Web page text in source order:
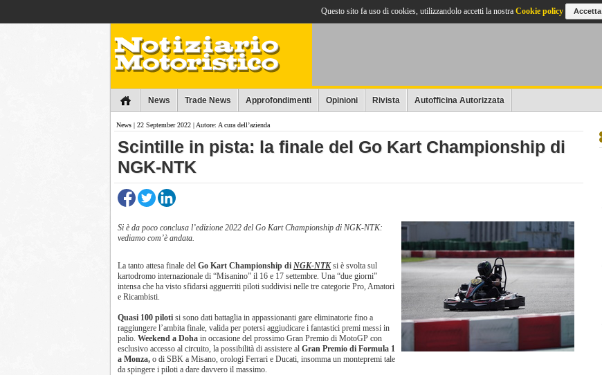
News Trade News Approfondimenti Opinioni Rivista Autofficina Autorizzata
News | 22 September 2022 | Autore: A cura dell’azienda
Scintille in pista: la finale del Go Kart Championship di
NGK-NTK
Si è da poco conclusa l’edizione 2022 del Go Kart Championship di NGK-NTK:
vediamo com’è andata.
La tanto attesa finale del Go Kart Championship di NGK-NTKsi è svolta sul
kartodromo internazionale di “Misanino” il 16 e 17 settembre. Una “due giorni”
intensa che ha visto sfidarsi agguerriti piloti suddivisi nelle tre categorie Pro, Amatori
e Ricambisti.
Quasi 100 piloti si sono dati battaglia in appassionanti gare eliminatorie fino a
raggiungere l’ambita finale, valida per potersi aggiudicare i fantastici premi messi in
palio. Weekend a Doha in occasione del prossimo Gran Premio di MotoGP con
esclusivo accesso al circuito, la possibilità di assistere al Gran Premio di Formula 1
a Monza, o di SBK a Misano, orologi Ferrari e Ducati, insomma un montepremi tale
da spingere i piloti a dare davvero il massimo.
Questo sito fa uso di cookies, utilizzandolo accetti la nostra Cookie policy Accetta